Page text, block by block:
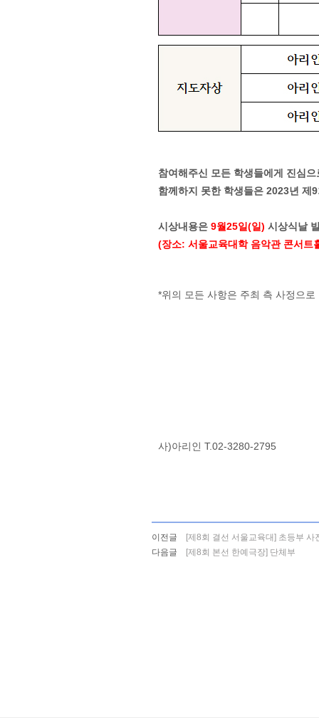
참여해주신 모든 학생들에게 진심
함께하지 못한 학생들은 2023년 제
시상내용은 9월25일(일) 시상식날
(장소: 서울교육대학 음악관 콘서트
*위의 모든 사항은 주최 측 사정으
사)아리인 T.02-3280-2795
이전글
[제8회 결선 서울교육대] 초등부 사
다음글
[제8회 본선 한예극장] 단체부